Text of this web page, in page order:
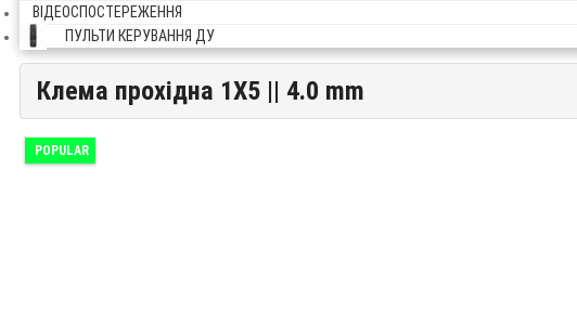
ВІДЕОСПОСТЕРЕЖЕННЯ
ПУЛЬТИ КЕРУВАННЯ ДУ
Клема прохідна 1X5 || 4.0 mm
Клема прохідна 1X5 || 4.0 mm
POPULAR